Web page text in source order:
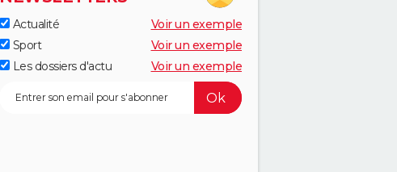
Actualité
Voir un exemple
Sport
Voir un exemple
Les dossiers d'actu
Voir un exemple